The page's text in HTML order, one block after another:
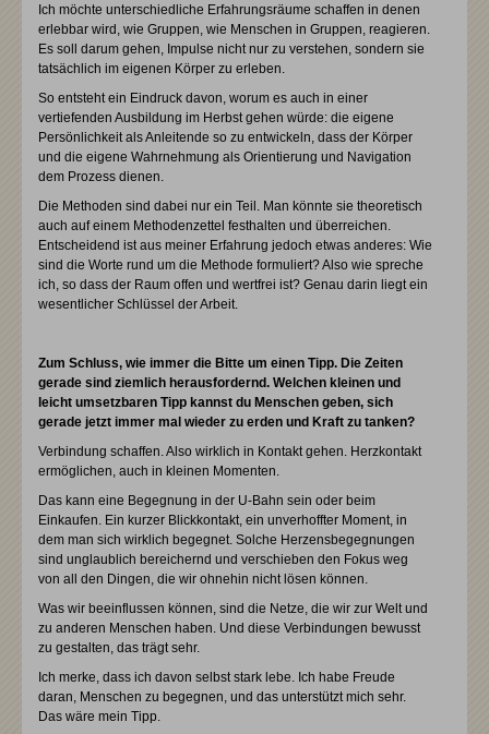
Ich möchte unterschiedliche Erfahrungsräume schaffen in denen
erlebbar wird, wie Gruppen, wie Menschen in Gruppen, reagieren.
Es soll darum gehen, Impulse nicht nur zu verstehen, sondern sie
tatsächlich im eigenen Körper zu erleben.
So entsteht ein Eindruck davon, worum es auch in einer
vertiefenden Ausbildung im Herbst gehen würde: die eigene
Persönlichkeit als Anleitende so zu entwickeln, dass der Körper
und die eigene Wahrnehmung als Orientierung und Navigation
dem Prozess dienen.
Die Methoden sind dabei nur ein Teil. Man könnte sie theoretisch
auch auf einem Methodenzettel festhalten und überreichen.
Entscheidend ist aus meiner Erfahrung jedoch etwas anderes: Wie
sind die Worte rund um die Methode formuliert? Also wie spreche
ich, so dass der Raum offen und wertfrei ist? Genau darin liegt ein
wesentlicher Schlüssel der Arbeit.
Zum Schluss, wie immer die Bitte um einen Tipp. Die Zeiten
gerade sind ziemlich herausfordernd. Welchen kleinen und
leicht umsetzbaren Tipp kannst du Menschen geben, sich
gerade jetzt immer mal wieder zu erden und Kraft zu tanken?
Verbindung schaffen. Also wirklich in Kontakt gehen. Herzkontakt
ermöglichen, auch in kleinen Momenten.
Das kann eine Begegnung in der U-Bahn sein oder beim
Einkaufen. Ein kurzer Blickkontakt, ein unverhoffter Moment, in
dem man sich wirklich begegnet. Solche Herzensbegegnungen
sind unglaublich bereichernd und verschieben den Fokus weg
von all den Dingen, die wir ohnehin nicht lösen können.
Was wir beeinflussen können, sind die Netze, die wir zur Welt und
zu anderen Menschen haben. Und diese Verbindungen bewusst
zu gestalten, das trägt sehr.
Ich merke, dass ich davon selbst stark lebe. Ich habe Freude
daran, Menschen zu begegnen, und das unterstützt mich sehr.
Das wäre mein Tipp.